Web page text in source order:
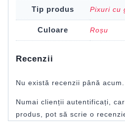
Tip produs Pixuri cu
Culoare Roșu
Recenzii
Nu există recenzii până acum.
Numai clienții autentificați,
produs, pot să scrie o